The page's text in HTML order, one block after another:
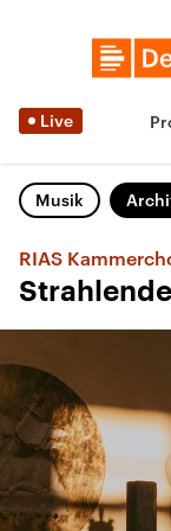
Live
Musik
RIAS